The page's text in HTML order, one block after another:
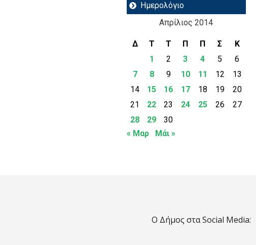
Ημερολόγιο
Απρίλιος 2014
Δ Τ Τ Π Π Σ
Κ
1
2 3 4 5
6
7
8 9 10 11 12
13
14
15 16 17 18 19
20
21
22 23 24 25 26
27
28
29
30
« Μαρ
Μάι »
Ο Δήμος στα Social Media: